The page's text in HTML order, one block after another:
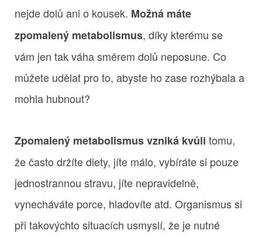
nejde dolů ani o kousek. Možná máte
zpomalený metabolismus, díky kterému se
vám jen tak váha směrem dolů neposune. Co
můžete udělat pro to, abyste ho zase rozhýbala a
mohla hubnout?
Zpomalený metabolismus vzniká kvůli tomu,
že často držíte diety, jíte málo, vybíráte si pouze
jednostrannou stravu, jíte nepravidelně,
vynecháváte porce, hladovíte atd. Organismus si
při takovýchto situacích usmyslí, že je nutné